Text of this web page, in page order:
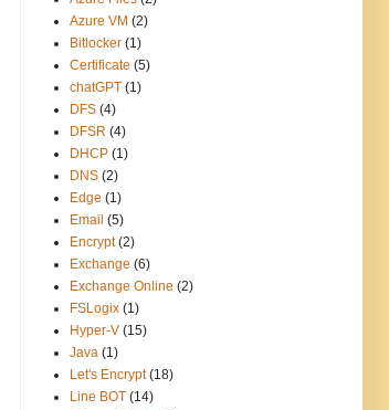
Azure VM (2)
Bitlocker (1)
Certificate (5)
chatGPT (1)
DFS (4)
DFSR (4)
DHCP (1)
DNS (2)
Edge (1)
Email (5)
Encrypt (2)
Exchange (6)
Exchange Online (2)
FSLogix (1)
Hyper-V (15)
Java (1)
Let's Encrypt (18)
Line BOT (14)